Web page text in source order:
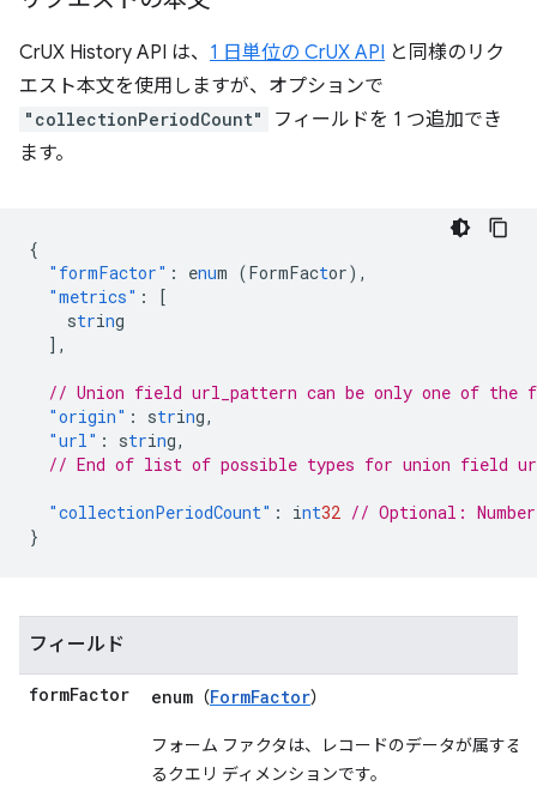
CrUX History API は、 1 日単位の CrUX API と同様のリク
エスト本文を使用しますが、オプションで
"collectionPeriodCount"
フィールドを 1 つ追加でき
ます。
{
"formFactor" : enum (FormFactor) ,
"metrics" :
[
string
],
// Union field url_pattern can be only one of the
"origin" : string,
"url" : string,
// End of list of possible types for union field
"collectionPeriodCount" : int32 // Optional:
}
フィールド
formFactor enum （FormFactor）
フォーム ファクタは、レコードのデータが属する
るクエリ ディメンションです。